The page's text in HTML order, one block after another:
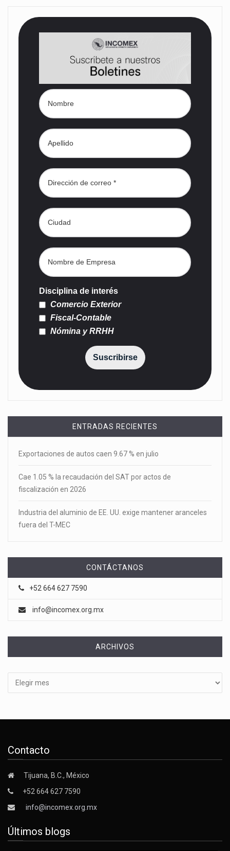
Disciplina de interés
Comercio Exterior
Fiscal-Contable
Nómina y RRHH
Suscribirse
ENTRADAS RECIENTES
Exportaciones de autos caen 9.67 % en julio
Cae 1.05 % la recaudación del SAT por actos de
fiscalización en 2026
Industria del aluminio de EE. UU. exige mantener aranceles
fuera del T-MEC
CONTÁCTANOS
+52 664 627 7590
info@incomex.org.mx
ARCHIVOS
Contacto
Tijuana, B.C., México
+52 664 627 7590
info@incomex.org.mx
Últimos blogs